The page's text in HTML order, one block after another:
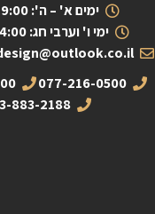
ימים א' – ה': 19:00 - 9:00
ימי ו' וערבי חג: 14:00 - 09:00
077-216-0500
883-2188